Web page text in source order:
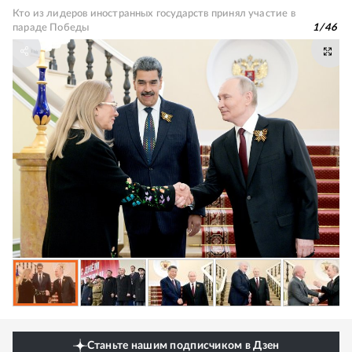
Кто из лидеров иностранных государств принял участие в
параде Победы
1/46
Станьте нашим подписчиком в Дзен